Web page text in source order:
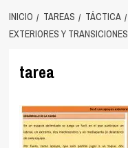
INICIO TAREAS TÁCTICA
EXTERIORES Y TRANSICIONES
tarea